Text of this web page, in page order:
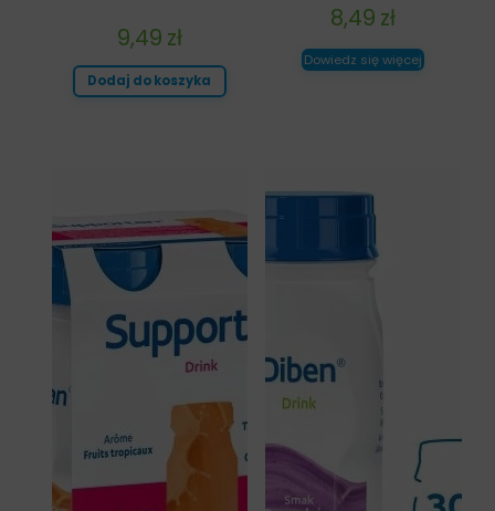
8,49 zł
Dowiedz się więcej
9,49 zł
Dodaj do koszyka